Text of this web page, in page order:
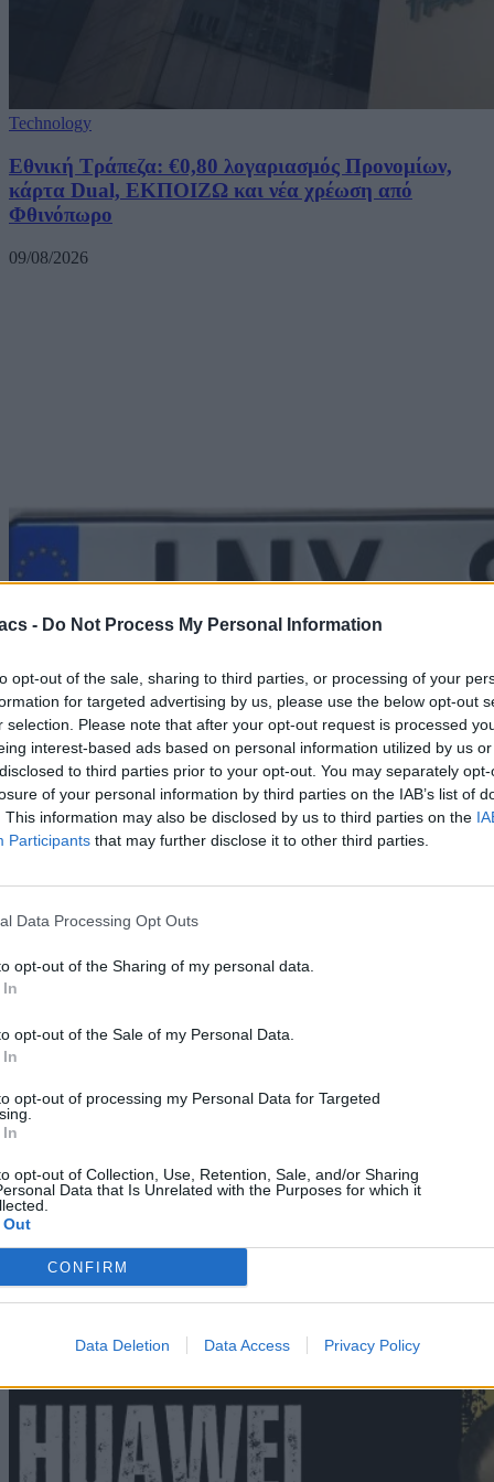
- Do Not Process My Personal Information
opt-out of the sale, sharing to third parties, or processing of your
for targeted advertising by us, please use the below opt-out
selection. Please note that after your opt-out request is processed
interest-based ads based on personal information utilized by us
to third parties prior to your opt-out. You may separately
of your personal information by third parties on the IAB’s list of
This information may also be disclosed by us to third parties on the
Participants that may further disclose it to other third parties.
Data Processing Opt Outs
opt-out of the Sharing of my personal data.
opt-out of the Sale of my Personal Data.
opt-out of processing my Personal Data for Targeted
opt-out of Collection, Use, Retention, Sale, and/or Sharing
Data that Is Unrelated with the Purposes for which it
CONFIRM
Data Deletion Data Access Privacy Policy
Technology
Εθνική Τράπεζα: €0,80 λογαριασμός Προνομίων,
κάρτα Dual, ΕΚΠΟΙΖΩ και νέα χρέωση από
Φθινόπωρο
09/08/2026
μεγάλη αλλαγή στο σύστημα
Techmaniacs Originals
Reviews
Unboxing.
Honest, direct, and hands-on. We benchmark, test, and daily-drive
the latest tech so you know what is actually worth your money.
Swipe Reviews